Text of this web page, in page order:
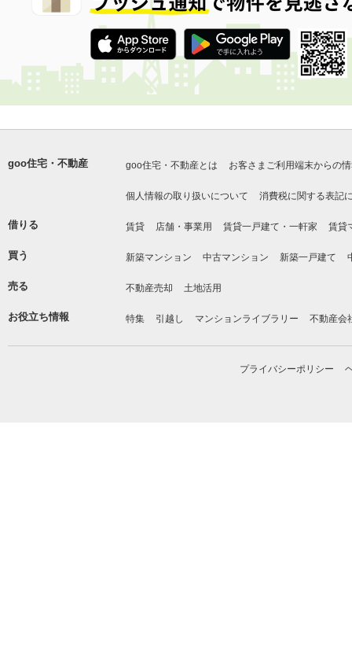
goo住宅・不動産 goo住宅・不動産とは お客さまご利用端末からの
個人情報の取り扱いについて 消費税に関する表記
借りる 賃貸 店舗・事業用 賃貸一戸建て・一軒家 賃貸
買う 新築マンション 中古マンション 新築一戸建て
売る 不動産売却 土地活用
お役立ち情報 特集 引越し マンションライブラリー 不動産会
プライバシーポリシー